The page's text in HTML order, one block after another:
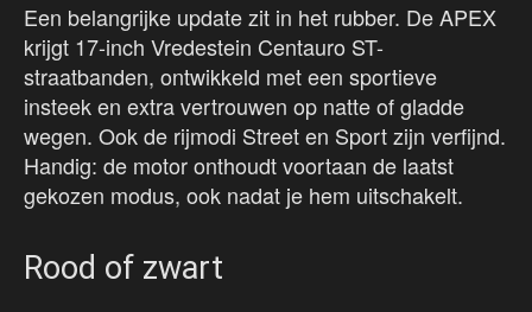
Een belangrijke update zit in het rubber. De APEX
krijgt 17-inch Vredestein Centauro ST-
straatbanden, ontwikkeld met een sportieve
insteek en extra vertrouwen op natte of gladde
wegen. Ook de rijmodi Street en Sport zijn verfijnd.
Handig: de motor onthoudt voortaan de laatst
gekozen modus, ook nadat je hem uitschakelt.
Rood of zwart